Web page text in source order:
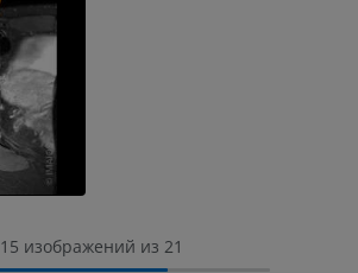
15 изображений из 21